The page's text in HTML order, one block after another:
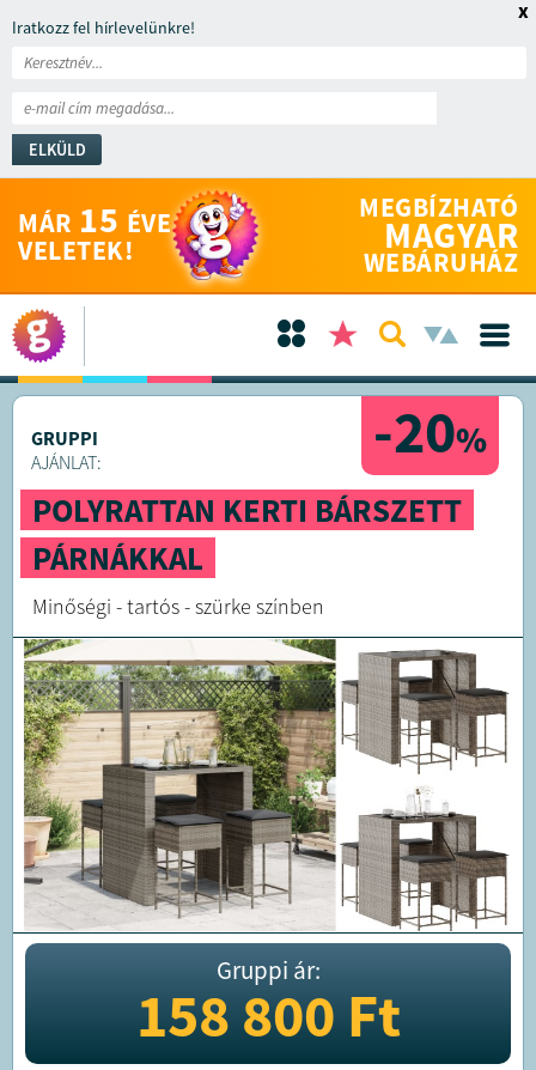
Iratkozz fel hírlevelünkre!
ELKÜLD
x
MÁR 15 ÉVE
VELETEK!
MEGBÍZHATÓ
MAGYAR
WEBÁRUHÁZ
-20%
GRUPPI
AJÁNLAT:
POLYRATTAN KERTI BÁRSZETT
PÁRNÁKKAL
Minőségi - tartós - szürke színben
Gruppi ár:
158 800Ft